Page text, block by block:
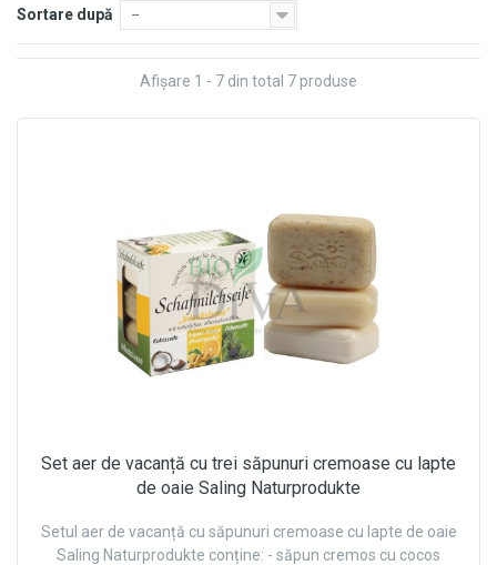
Sortare după --
Afişare 1 - 7 din total 7 produse
Set aer de vacanță cu trei săpunuri cremoase cu lapte
de oaie Saling Naturprodukte
Setul aer de vacanță cu săpunuri cremoase cu lapte de oaie
Saling Naturprodukte conține: - săpun cremos cu cocos